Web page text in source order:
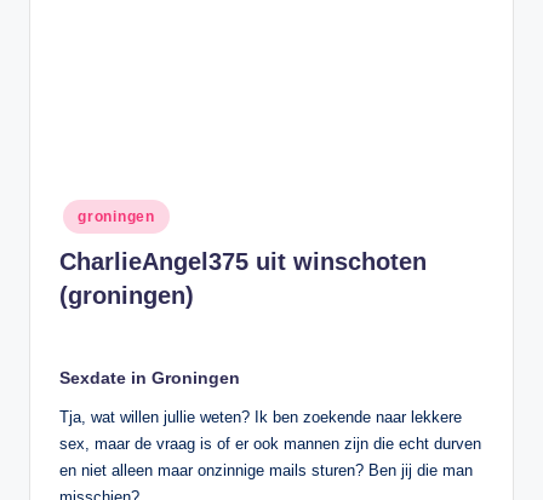
Geplaatst
in
groningen
CharlieAngel375 uit winschoten
(groningen)
Sexdate in Groningen
Tja, wat willen jullie weten? Ik ben zoekende naar lekkere
sex, maar de vraag is of er ook mannen zijn die echt durven
en niet alleen maar onzinnige mails sturen? Ben jij die man